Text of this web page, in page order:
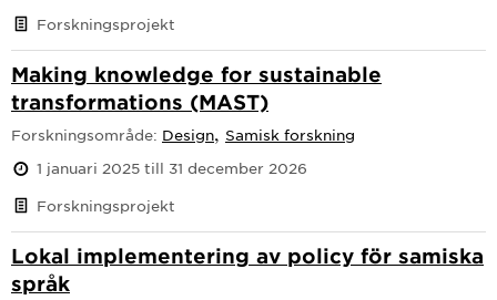
Forskningsprojekt
Making knowledge for sustainable
transformations (MAST)
Forskningsområde: Design, Samisk forskning
1 januari 2025 till 31 december 2026
Forskningsprojekt
Lokal implementering av policy för samiska
språk